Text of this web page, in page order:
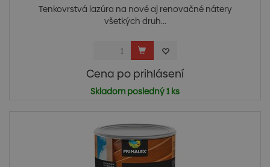
Tenkovrstvá lazúra na nové aj renovačné nátery
všetkých druh...
Cena po prihlásení
Skladom posledný 1 ks